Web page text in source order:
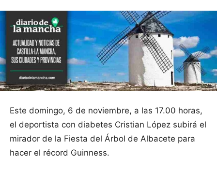
Este domingo, 6 de noviembre, a las 17.00 horas,
el deportista con diabetes Cristian López subirá el
mirador de la Fiesta del Árbol de Albacete para
hacer el récord Guinness.